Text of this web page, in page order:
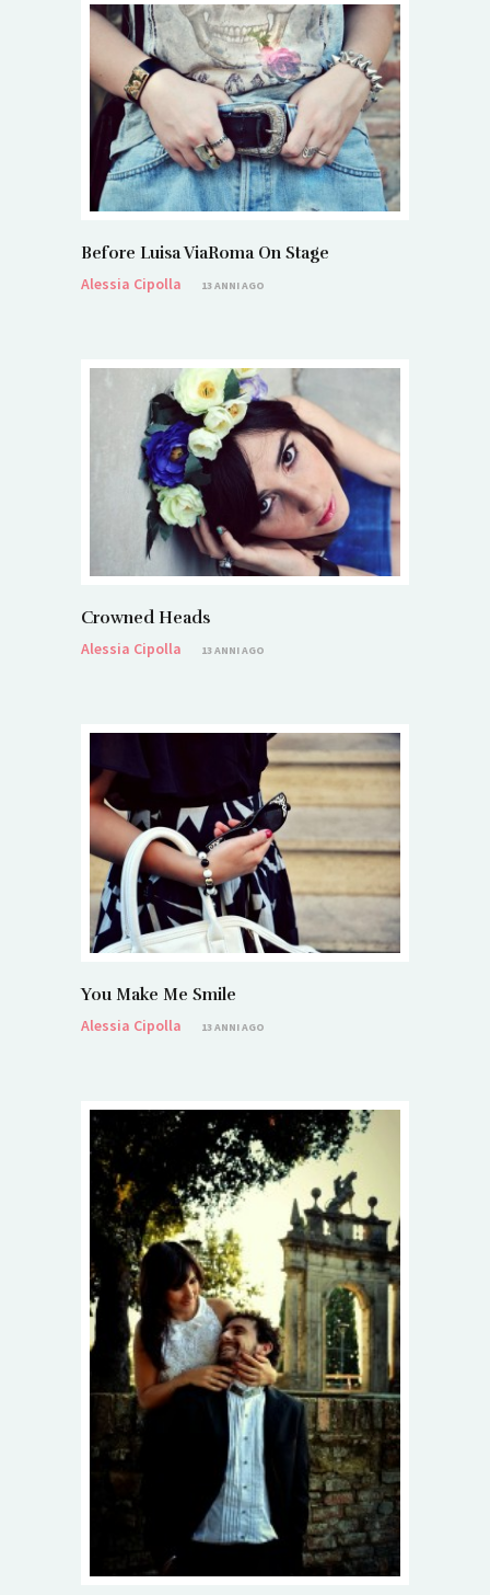
Before Luisa ViaRoma On Stage
Alessia Cipolla
13 ANNI AGO
Crowned Heads
Alessia Cipolla
13 ANNI AGO
You Make Me Smile
Alessia Cipolla
13 ANNI AGO